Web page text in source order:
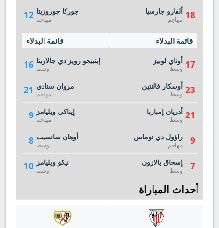
12 جوركا جوروزيتا
مهاجم
قائمة البدلاء
16 إينييجو رويز دي جالاريتا
وسط
21 مروان سنادي
مهاجم
9 إيناكي ويليامز
مهاجم
8 أوهان سانسيت
وسط
10 نيكو ويليامز
وسط
18 ألفارو جارسيا
مهاجم
قائمة البدلاء
17 أوناي لوبيز
وسط
23 أوسكار فالنتين
وسط
21 أدريان إمباربا
وسط
9 راؤول دي توماس
مهاجم
7 إسحاق بالازون
وسط
أحداث المباراة